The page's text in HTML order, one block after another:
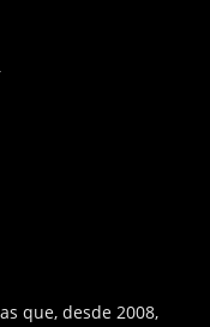
que, desde 2008,